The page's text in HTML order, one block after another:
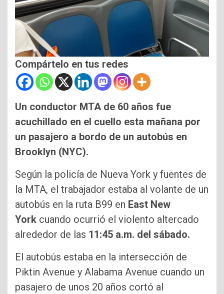
Compártelo en tus redes
Un conductor MTA de 60 años fue
acuchillado en el cuello esta mañana por
un pasajero a bordo de un autobús en
Brooklyn (NYC).
Según la policía de Nueva York y fuentes de
la MTA, el trabajador estaba al volante de un
autobús en la ruta B99 en East New
York cuando ocurrió el violento altercado
alrededor de las 11:45 a.m. del sábado.
El autobús estaba en la intersección de
Piktin Avenue y Alabama Avenue cuando un
pasajero de unos 20 años cortó al